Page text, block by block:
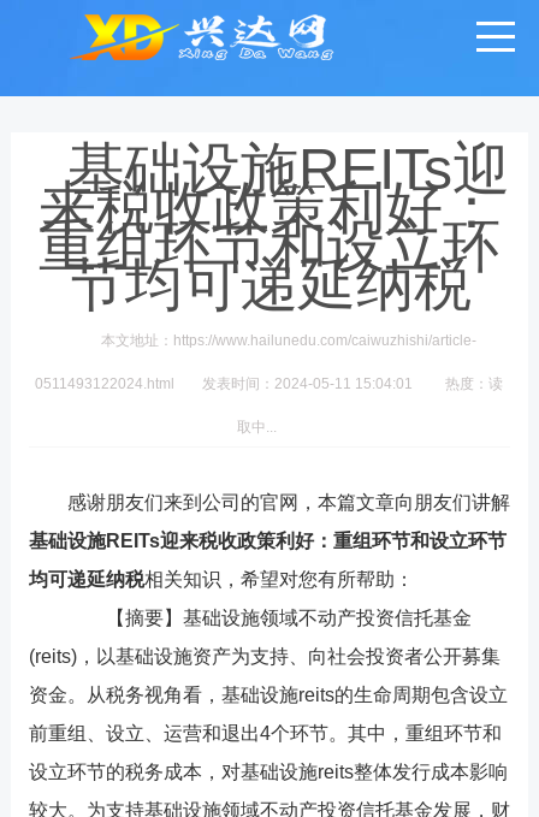
基础设施REITs迎
来税收政策利好：
重组环节和设立环
节均可递延纳税
本文地址：https://www.hailunedu.com/caiwuzhishi/article-
0511493122024.html 发表时间：2024-05-11 15:04:01 热度：读
取中...
感谢朋友们来到公司的官网，本篇文章向朋友们讲解
基础设施REITs迎来税收政策利好：重组环节和设立环节
均可递延纳税相关知识，希望对您有所帮助：
【摘要】基础设施领域不动产投资信托基金
(reits)，以基础设施资产为支持、向社会投资者公开募集
资金。从税务视角看，基础设施reits的生命周期包含设立
前重组、设立、运营和退出4个环节。其中，重组环节和
设立环节的税务成本，对基础设施reits整体发行成本影响
较大。为支持基础设施领域不动产投资信托基金发展，财